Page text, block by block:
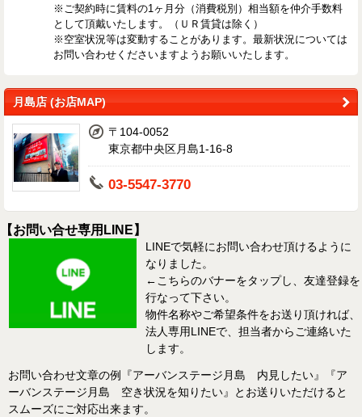
※ご契約時に賃料の1ヶ月分（消費税別）相当額を仲介手数料
として頂戴いたします。（ＵＲ賃貸は除く）
※空室状況等は変動することがあります。最新状況については
お問い合わせくださいますようお願いいたします。
月島店 (お店MAP)
〒104-0052
東京都中央区月島1-16-8
03-5547-3770
【お問い合せ専用LINE】
LINEで気軽にお問い合わせ頂けるように
なりました。
←こちらのバナーをタップし、友達登録を
行なって下さい。
物件名称やご希望条件をお送り頂ければ、
法人専用LINEで、担当者からご連絡いた
します。
お問い合わせ文章の例『アーバンステージ月島 内見したい』『ア
ーバンステージ月島 空き状況を知りたい』とお送りいただけると
スムーズにご対応出来ます。